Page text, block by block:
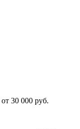
от 30 000 руб.